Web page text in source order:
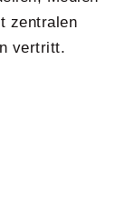
zentralen
vertritt.